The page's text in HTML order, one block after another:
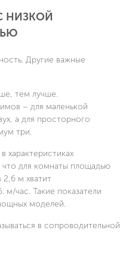
НИЗКОЙ
Другие важные
тем лучше.
– для маленькой
а для просторного
три.
характеристиках
что для комнаты площадью
м хватит
м/час. Такие показатели
моделей.
в сопроводительной